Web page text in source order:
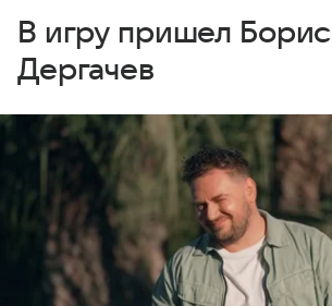
В игру пришел Борис
Дергачев